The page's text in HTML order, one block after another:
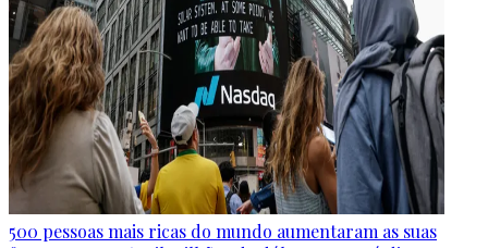
500 pessoas mais ricas do mundo aumentaram as suas